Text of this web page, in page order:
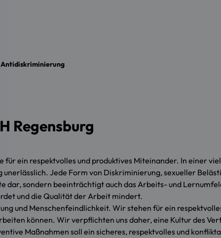
Antidiskriminierung
Regensburg
ein respektvolles und produktives Miteinander. In einer
unerlässlich. Jede Form von Diskriminierung, sexueller
dar, sondern beeinträchtigt auch das Arbeits- und
und die Qualität der Arbeit mindert.
und Menschenfeindlichkeit. Wir stehen für ein
können. Wir verpflichten uns daher, eine Kultur des
Maßnahmen soll ein sicheres, respektvolles und